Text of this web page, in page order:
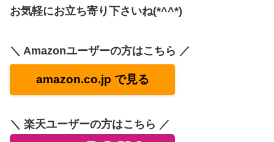
お気軽にお立ち寄り下さいね(*^^*)
＼ Amazonユーザーの方はこちら ／
amazon.co.jp で見る
＼ 楽天ユーザーの方はこちら ／